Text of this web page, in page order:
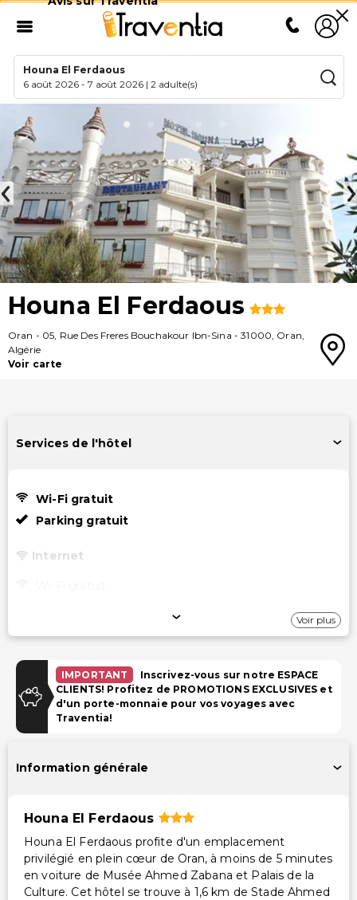
Houna El Ferdaous
6 août 2026 -7 août 2026 |2 adulte(s)
Houna El Ferdaous
Oran - 05, Rue Des Freres Bouchakour Ibn-Sina -31000, Oran,
Algérie
Voir carte
Services de l'hôtel
Wi-Fi gratuit
Parking gratuit
Internet
Services supplémentaires
Coffre-fort à la réception
Service de blanchisserie
Voir plus
IMPORTANT
Inscrivez-vous sur notre ESPACE
CLIENTS! Profitez de PROMOTIONS EXCLUSIVES et
d'un porte-monnaie pour vos voyages avec
Traventia!
Information générale
Houna El Ferdaous
Houna El Ferdaous profite d'un emplacement
privilégié en plein cœur de Oran, à moins de 5 minutes
en voiture de Musée Ahmed Zabana et Palais de la
Culture. Cet hôtel se trouve à 1,6 km de Stade Ahmed